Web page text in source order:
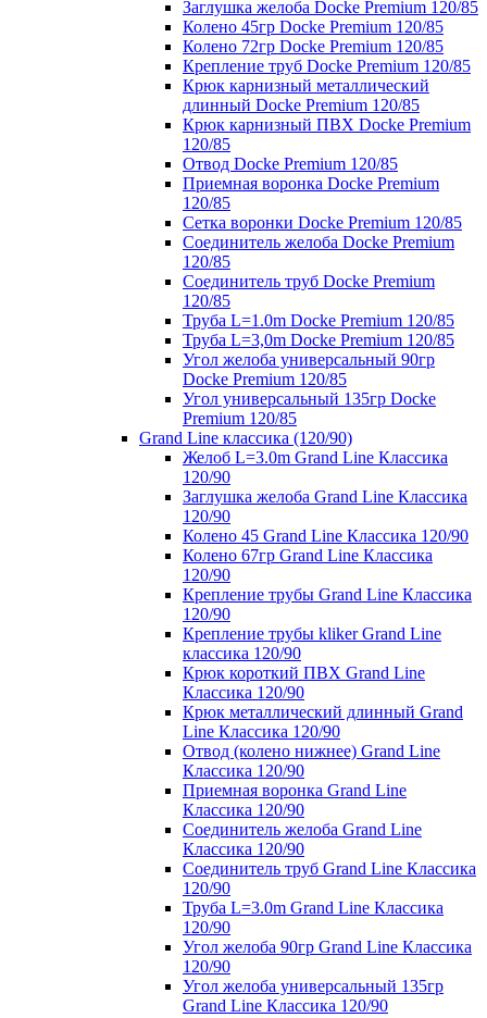
Заглушка желоба Docke Premium 120/85
Колено 45гр Docke Premium 120/85
Колено 72гр Docke Premium 120/85
Крепление труб Docke Premium 120/85
Крюк карнизный металлический
длинный Docke Premium 120/85
Крюк карнизный ПВХ Docke Premium
120/85
Отвод Docke Premium 120/85
Приемная воронка Docke Premium
120/85
Сетка воронки Docke Premium 120/85
Соединитель желоба Docke Premium
120/85
Соединитель труб Docke Premium
120/85
Труба L=1.0m Docke Premium 120/85
Труба L=3,0m Docke Premium 120/85
Угол желоба универсальный 90гр
Docke Premium 120/85
Угол универсальный 135гр Docke
Premium 120/85
Grand Line классика (120/90)
Желоб L=3.0m Grand Line Классика
120/90
Заглушка желоба Grand Line Классика
120/90
Колено 45 Grand Line Классика 120/90
Колено 67гр Grand Line Классика
120/90
Крепление трубы Grand Line Классика
120/90
Крепление трубы kliker Grand Line
классика 120/90
Крюк короткий ПВХ Grand Line
Классика 120/90
Крюк металлический длинный Grand
Line Классика 120/90
Отвод (колено нижнее) Grand Line
Классика 120/90
Приемная воронка Grand Line
Классика 120/90
Соединитель желоба Grand Line
Классика 120/90
Соединитель труб Grand Line Классика
120/90
Труба L=3.0m Grand Line Классика
120/90
Угол желоба 90гр Grand Line Классика
120/90
Угол желоба универсальный 135гр
Grand Line Классика 120/90